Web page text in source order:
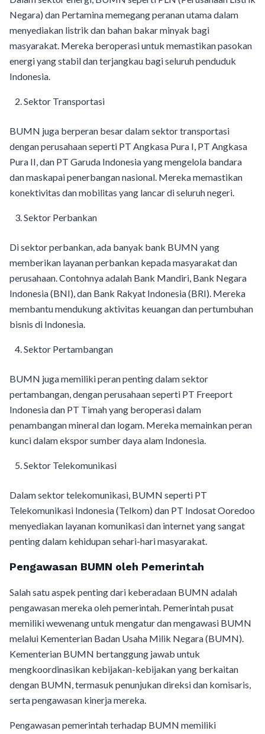
Negara) dan Pertamina memegang peranan utama dalam
menyediakan listrik dan bahan bakar minyak bagi
masyarakat. Mereka beroperasi untuk memastikan pasokan
energi yang stabil dan terjangkau bagi seluruh penduduk
Indonesia.
Sektor Transportasi
BUMN juga berperan besar dalam sektor transportasi
dengan perusahaan seperti PT Angkasa Pura I, PT Angkasa
Pura II, dan PT Garuda Indonesia yang mengelola bandara
dan maskapai penerbangan nasional. Mereka memastikan
konektivitas dan mobilitas yang lancar di seluruh negeri.
Sektor Perbankan
Di sektor perbankan, ada banyak bank BUMN yang
memberikan layanan perbankan kepada masyarakat dan
perusahaan. Contohnya adalah Bank Mandiri, Bank Negara
Indonesia (BNI), dan Bank Rakyat Indonesia (BRI). Mereka
membantu mendukung aktivitas keuangan dan pertumbuhan
bisnis di Indonesia.
Sektor Pertambangan
BUMN juga memiliki peran penting dalam sektor
pertambangan, dengan perusahaan seperti PT Freeport
Indonesia dan PT Timah yang beroperasi dalam
penambangan mineral dan logam. Mereka memainkan peran
kunci dalam ekspor sumber daya alam Indonesia.
Sektor Telekomunikasi
Dalam sektor telekomunikasi, BUMN seperti PT
Telekomunikasi Indonesia (Telkom) dan PT Indosat Ooredoo
menyediakan layanan komunikasi dan internet yang sangat
penting dalam kehidupan sehari-hari masyarakat.
Pengawasan BUMN oleh Pemerintah
Salah satu aspek penting dari keberadaan BUMN adalah
pengawasan mereka oleh pemerintah. Pemerintah pusat
memiliki wewenang untuk mengatur dan mengawasi BUMN
melalui Kementerian Badan Usaha Milik Negara (BUMN).
Kementerian BUMN bertanggung jawab untuk
mengkoordinasikan kebijakan-kebijakan yang berkaitan
dengan BUMN, termasuk penunjukan direksi dan komisaris,
serta pengawasan kinerja mereka.
Pengawasan pemerintah terhadap BUMN memiliki